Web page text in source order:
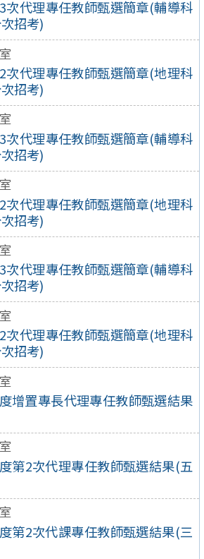
次代理專任教師甄選簡章(輔導科
招考)
次代理專任教師甄選簡章(地理科
招考)
次代理專任教師甄選簡章(輔導科
招考)
次代理專任教師甄選簡章(地理科
招考)
次代理專任教師甄選簡章(輔導科
招考)
次代理專任教師甄選簡章(地理科
招考)
增置專長代理專任教師甄選結果
第2次代理專任教師甄選結果(五
第2次代課專任教師甄選結果(三